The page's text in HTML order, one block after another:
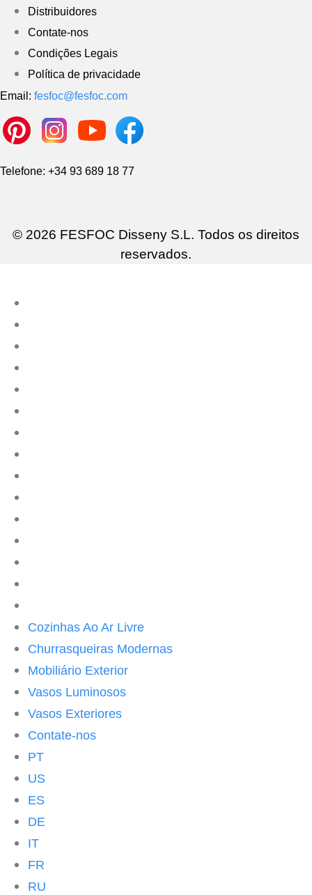
Distribuidores
Contate-nos
Condições Legais
Política de privacidade
Email: fesfoc@fesfoc.com
Telefone: +34 93 689 18 77
© 2026 FESFOC Disseny S.L. Todos os direitos
reservados.
Cozinhas Ao Ar Livre
Churrasqueiras Modernas
Mobiliário Exterior
Vasos Luminosos
Vasos Exteriores
Contate-nos
PT
US
ES
DE
IT
FR
RU